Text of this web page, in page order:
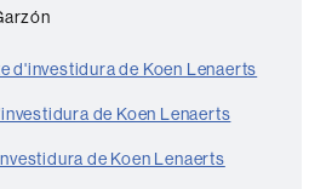
d'investidura de Koen Lenaerts
de Koen Lenaerts
de Koen Lenaerts